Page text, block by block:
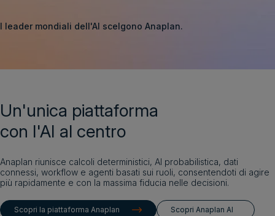
Ottieni una demo
I leader mondiali dell'AI scelgono Anaplan.
Un'unica piattaforma
con l'AI al centro
Anaplan riunisce calcoli deterministici, AI probabilistica, dati
connessi, workflow e agenti basati sui ruoli, consentendoti di agire
più rapidamente e con la massima fiducia nelle decisioni.
Scopri la piattaforma Anaplan Scopri Anaplan AI